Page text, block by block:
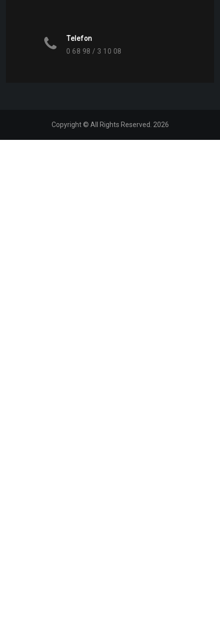
Telefon
0 68 98 / 3 10 08
Copyright © All Rights Reserved. 2026